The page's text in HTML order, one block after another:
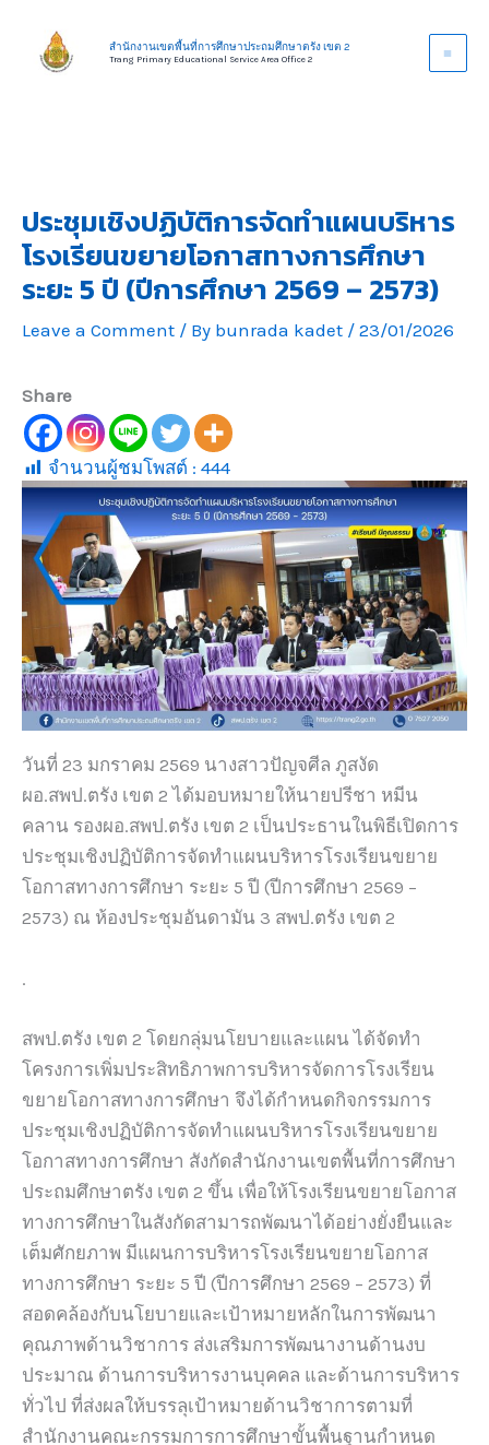
content
สำนักงานเขตพื้นที่การศึกษาประถมศึกษาตรัง เขต 2
Trang Primary Educational Service Area Office 2
ประชุมเชิงปฏิบัติการจัดทำแผนบริหาร
โรงเรียนขยายโอกาสทางการศึกษา
ระยะ 5 ปี (ปีการศึกษา 2569 – 2573)
Leave a Comment / By bunrada kadet / 23/01/2026
Share
จำนวนผู้ชมโพสต์ : 444
วันที่ 23 มกราคม 2569 นางสาวปัญจศีล ภูสงัด
ผอ.สพป.ตรัง เขต 2 ได้มอบหมายให้นายปรีชา หมีน
คลาน รองผอ.สพป.ตรัง เขต 2 เป็นประธานในพิธีเปิดการ
ประชุมเชิงปฏิบัติการจัดทำแผนบริหารโรงเรียนขยาย
โอกาสทางการศึกษา ระยะ 5 ปี (ปีการศึกษา 2569 –
2573) ณ ห้องประชุมอันดามัน 3 สพป.ตรัง เขต 2
.
สพป.ตรัง เขต 2 โดยกลุ่มนโยบายและแผน ได้จัดทำ
โครงการเพิ่มประสิทธิภาพการบริหารจัดการโรงเรียน
ขยายโอกาสทางการศึกษา จึงได้กำหนดกิจกรรมการ
ประชุมเชิงปฏิบัติการจัดทำแผนบริหารโรงเรียนขยาย
โอกาสทางการศึกษา สังกัดสำนักงานเขตพื้นที่การศึกษา
ประถมศึกษาตรัง เขต 2 ขึ้น เพื่อให้โรงเรียนขยายโอกาส
ทางการศึกษาในสังกัดสามารถพัฒนาได้อย่างยั่งยืนและ
เต็มศักยภาพ มีแผนการบริหารโรงเรียนขยายโอกาส
ทางการศึกษา ระยะ 5 ปี (ปีการศึกษา 2569 – 2573) ที่
สอดคล้องกับนโยบายและเป้าหมายหลักในการพัฒนา
คุณภาพด้านวิชาการ ส่งเสริมการพัฒนางานด้านงบ
ประมาณ ด้านการบริหารงานบุคคล และด้านการบริหาร
ทั่วไป ที่ส่งผลให้บรรลุเป้าหมายด้านวิชาการตามที่
สำนักงานคณะกรรมการการศึกษาขั้นพื้นฐานกำหนด